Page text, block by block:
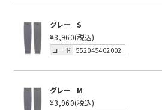
グレー
S
¥3,960(税込)
コード 552045402002
グレー
M
¥3,960(税込)